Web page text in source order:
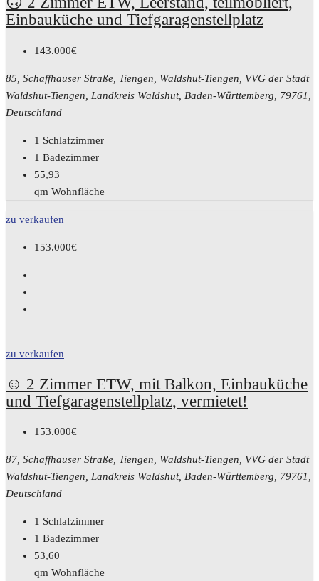
Einbauküche und Tiefgaragenstellplatz
143.000€
85, Schaffhauser Straße, Tiengen, Waldshut-Tiengen, VVG der Stadt
Waldshut-Tiengen, Landkreis Waldshut, Baden-Württemberg, 79761,
Deutschland
1 Schlafzimmer
1 Badezimmer
55,93
qm Wohnfläche
zu verkaufen
153.000€
zu verkaufen
☺️ 2 Zimmer ETW, mit Balkon, Einbauküche
und Tiefgaragenstellplatz, vermietet!
153.000€
87, Schaffhauser Straße, Tiengen, Waldshut-Tiengen, VVG der Stadt
Waldshut-Tiengen, Landkreis Waldshut, Baden-Württemberg, 79761,
Deutschland
1 Schlafzimmer
1 Badezimmer
53,60
qm Wohnfläche